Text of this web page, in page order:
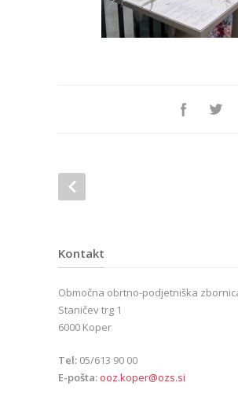
Kontakt
Območna obrtno-podjetniška
Staničev trg 1
6000 Koper
Tel: 05/613 90 00
E-pošta: ooz.koper@ozs.si